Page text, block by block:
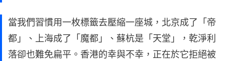
當我們習慣用一枚標籤去壓縮一座城，北京成了「帝
都」、上海成了「魔都」、蘇杭是「天堂」，乾淨利
落卻也難免扁平。香港的幸與不幸，正在於它拒絕被